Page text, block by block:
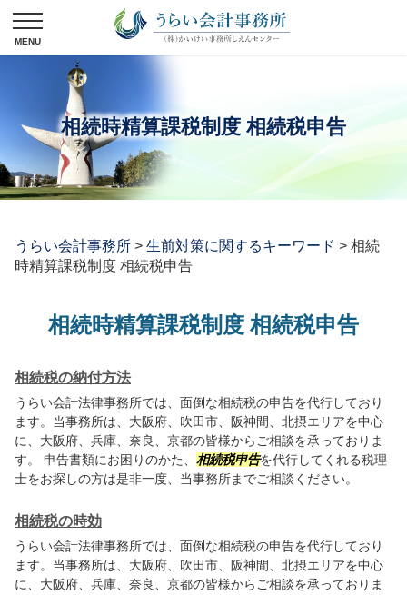
相続時精算課税制度 相続税申告
うらい会計事務所 > 生前対策に関するキーワード > 相続
時精算課税制度 相続税申告
相続時精算課税制度 相続税申告
相続税の納付方法
うらい会計法律事務所では、面倒な相続税の申告を代行しており
ます。当事務所は、大阪府、吹田市、阪神間、北摂エリアを中心
に、大阪府、兵庫、奈良、京都の皆様からご相談を承っておりま
す。 申告書類にお困りのかた、 相続税申告を代行してくれる税理
士をお探しの方は是非一度、当事務所までご相談ください。
相続税の時効
うらい会計法律事務所では、面倒な相続税の申告を代行しており
ます。当事務所は、大阪府、吹田市、阪神間、北摂エリアを中心
に、大阪府、兵庫、奈良、京都の皆様からご相談を承っておりま